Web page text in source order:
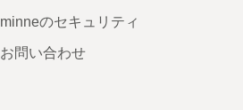
minneのセキュリティ
お問い合わせ